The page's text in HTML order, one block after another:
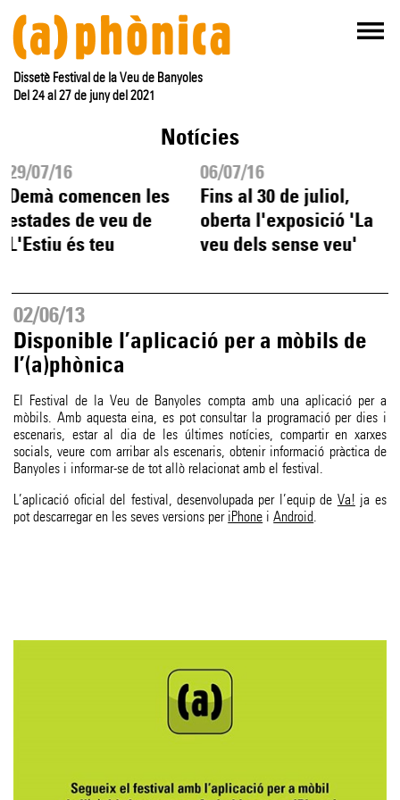
Dissetè Festival de la Veu de Banyoles
Del 24 al 27 de juny del 2021
Notícies
29/07/16
Demà comencen les
estades de veu de
L'Estiu és teu
06/07/16
Fins al 30 de juliol,
oberta l'exposició 'La
veu dels sense veu'
02/06/13
Disponible l’aplicació per a mòbils de
l’(a)phònica
El Festival de la Veu de Banyoles compta amb una aplicació per a
mòbils. Amb aquesta eina, es pot consultar la programació per dies i
escenaris, estar al dia de les últimes notícies, compartir en xarxes
socials, veure com arribar als escenaris, obtenir informació pràctica de
Banyoles i informar-se de tot allò relacionat amb el festival.
L’aplicació oficial del festival, desenvolupada per l’equip de Va! ja es
pot descarregar en les seves versions per iPhone iAndroid.